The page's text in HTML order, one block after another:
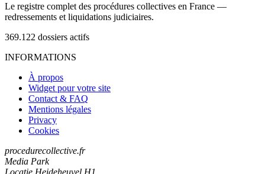
Le registre complet des procédures collectives en France —
redressements et liquidations judiciaires.
369.122 dossiers actifs
INFORMATIONS
À propos
Widget pour votre site
Contact & FAQ
Mentions légales
Privacy
Cookies
procedurecollective.fr
Media Park
Locatie Heideheuvel H1